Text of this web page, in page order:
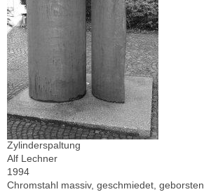
Zylinderspaltung
Alf Lechner
1994
Chromstahl massiv, geschmiedet, geborsten